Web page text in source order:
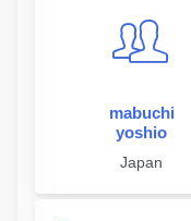
mabuchi
yoshio
Japan